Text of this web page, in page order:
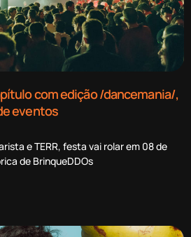
com edição /dancemania/,
eventos
e TERR, festa vai rolar em 08 de
de BrinqueDDOs